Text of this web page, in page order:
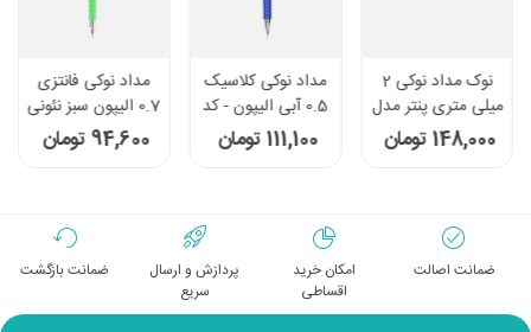
نوک مداد نوکی 2
میلی متری پنتر مدل
PL302
148,000 تومان
مداد نوکی کلاسیک
0.5 آبی الیپون - کد
8141102111,100 تومان
مداد نوکی فانتزی
0.7 الیپون سبز نئونی
- کد 8152006
94,600 تومان
ضمانت اصالت
امکان خرید
اقساطی
پردازش و ارسال
سریع
ضمانت بازگشت